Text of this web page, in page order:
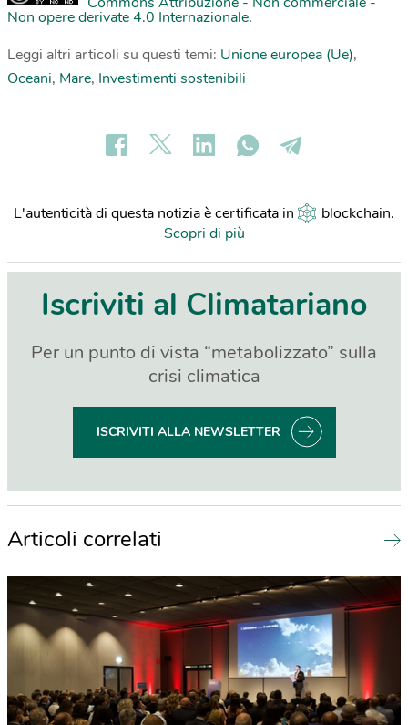
Non opere derivate 4.0 Internazionale.
Leggi altri articoli su questi temi: Unione europea (Ue),
Oceani, Mare, Investimenti sostenibili
L'autenticità di questa notizia è certificata in blockchain.
Scopri di più
Iscriviti al Climatariano
Per un punto di vista “metabolizzato” sulla
crisi climatica
ISCRIVITI ALLA NEWSLETTER
Articoli correlati